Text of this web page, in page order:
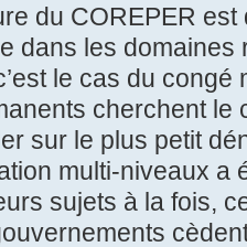
du COREPER
dans les domaines
le cas du congé
cherchent le
sur le plus petit
multi-niveaux a
sujets à la fois,